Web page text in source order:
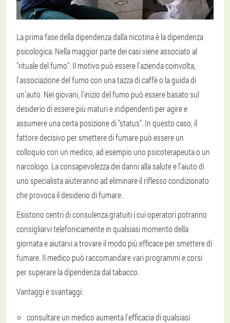
La prima fase della dipendenza dalla nicotina è la dipendenza
psicologica. Nella maggior parte dei casi viene associato al
"rituale del fumo". Il motivo può essere l'azienda coinvolta,
l'associazione del fumo con una tazza di caffè o la guida di
un'auto. Nei giovani, l'inizio del fumo può essere basato sul
desiderio di essere più maturi e indipendenti per agire e
assumere una certa posizione di "status". In questo caso, il
fattore decisivo per smettere di fumare può essere un
colloquio con un medico, ad esempio uno psicoterapeuta o un
narcologo. La consapevolezza dei danni alla salute e l'aiuto di
uno specialista aiuteranno ad eliminare il riflesso condizionato
che provoca il desiderio di fumare.
Esistono centri di consulenza gratuiti i cui operatori potranno
consigliarvi telefonicamente in qualsiasi momento della
giornata e aiutarvi a trovare il modo più efficace per smettere di
fumare. Il medico può raccomandare vari programmi e corsi
per superare la dipendenza dal tabacco.
Vantaggi e svantaggi:
consultare un medico aumenta l'efficacia di qualsiasi